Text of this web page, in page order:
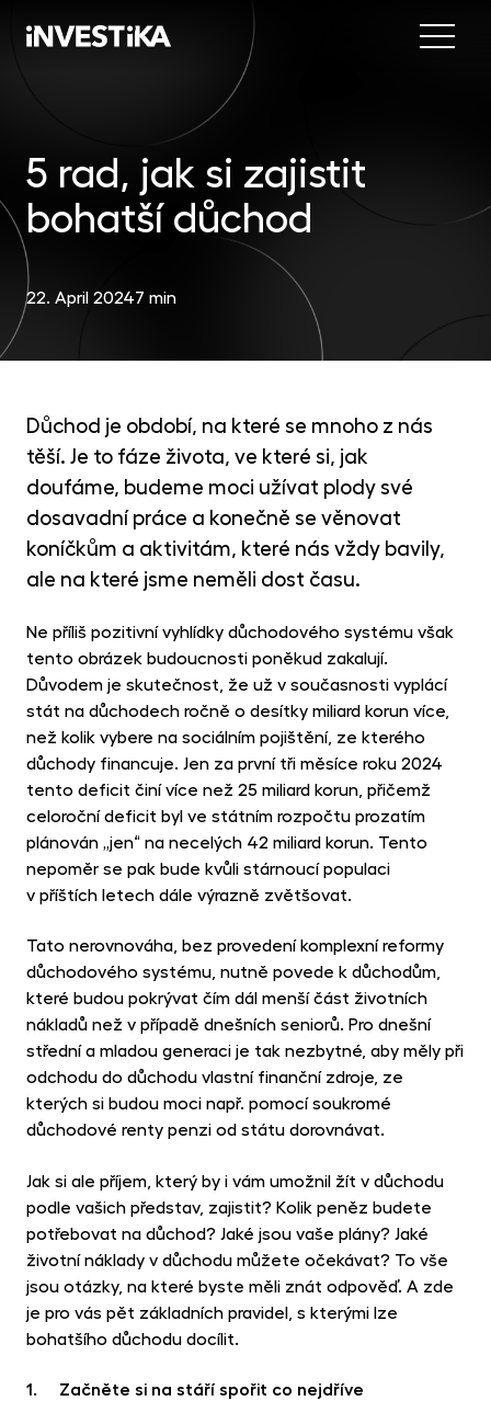
Menu
5 rad, jak si zajistit
bohatší důchod
22. April 20247 min
Důchod je období, na které se mnoho z nás
těší. Je to fáze života, ve které si, jak
doufáme, budeme moci užívat plody své
dosavadní práce a konečně se věnovat
koníčkům a aktivitám, které nás vždy bavily,
ale na které jsme neměli dost času.
Ne příliš pozitivní vyhlídky důchodového systému však
tento obrázek budoucnosti poněkud zakalují.
Důvodem je skutečnost, že už v současnosti vyplácí
stát na důchodech ročně o desítky miliard korun více,
než kolik vybere na sociálním pojištění, ze kterého
důchody financuje. Jen za první tři měsíce roku 2024
tento deficit činí více než 25 miliard korun, přičemž
celoroční deficit byl ve státním rozpočtu prozatím
plánován „jen“ na necelých 42 miliard korun. Tento
nepoměr se pak bude kvůli stárnoucí populaci
v příštích letech dále výrazně zvětšovat.
Tato nerovnováha, bez provedení komplexní reformy
důchodového systému, nutně povede k důchodům,
které budou pokrývat čím dál menší část životních
nákladů než v případě dnešních seniorů. Pro dnešní
střední a mladou generaci je tak nezbytné, aby měly při
odchodu do důchodu vlastní finanční zdroje, ze
kterých si budou moci např. pomocí soukromé
důchodové renty penzi od státu dorovnávat.
Jak si ale příjem, který by i vám umožnil žít v důchodu
podle vašich představ, zajistit? Kolik peněz budete
potřebovat na důchod? Jaké jsou vaše plány? Jaké
životní náklady v důchodu můžete očekávat? To vše
jsou otázky, na které byste měli znát odpověď. A zde
je pro vás pět základních pravidel, s kterými lze
bohatšího důchodu docílit.
1. Začněte si na stáří spořit co nejdříve